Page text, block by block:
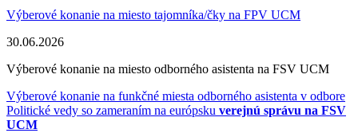
Výberové konanie na miesto tajomníka/čky na FPV UCM
30.06.2026
Výberové konanie na miesto odborného asistenta na FSV UCM
Výberové konanie na funkčné miesta odborného asistenta v odbore
Politické vedy so zameraním na európsku verejnú správu na FSV
UCM